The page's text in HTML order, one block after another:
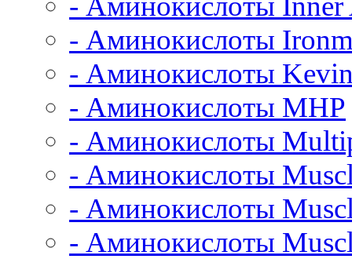
- Аминокислоты
- Аминокислоты
- Аминокислоты MHP
- Аминокислоты
- Аминокислоты
- Аминокислоты
- Аминокислоты